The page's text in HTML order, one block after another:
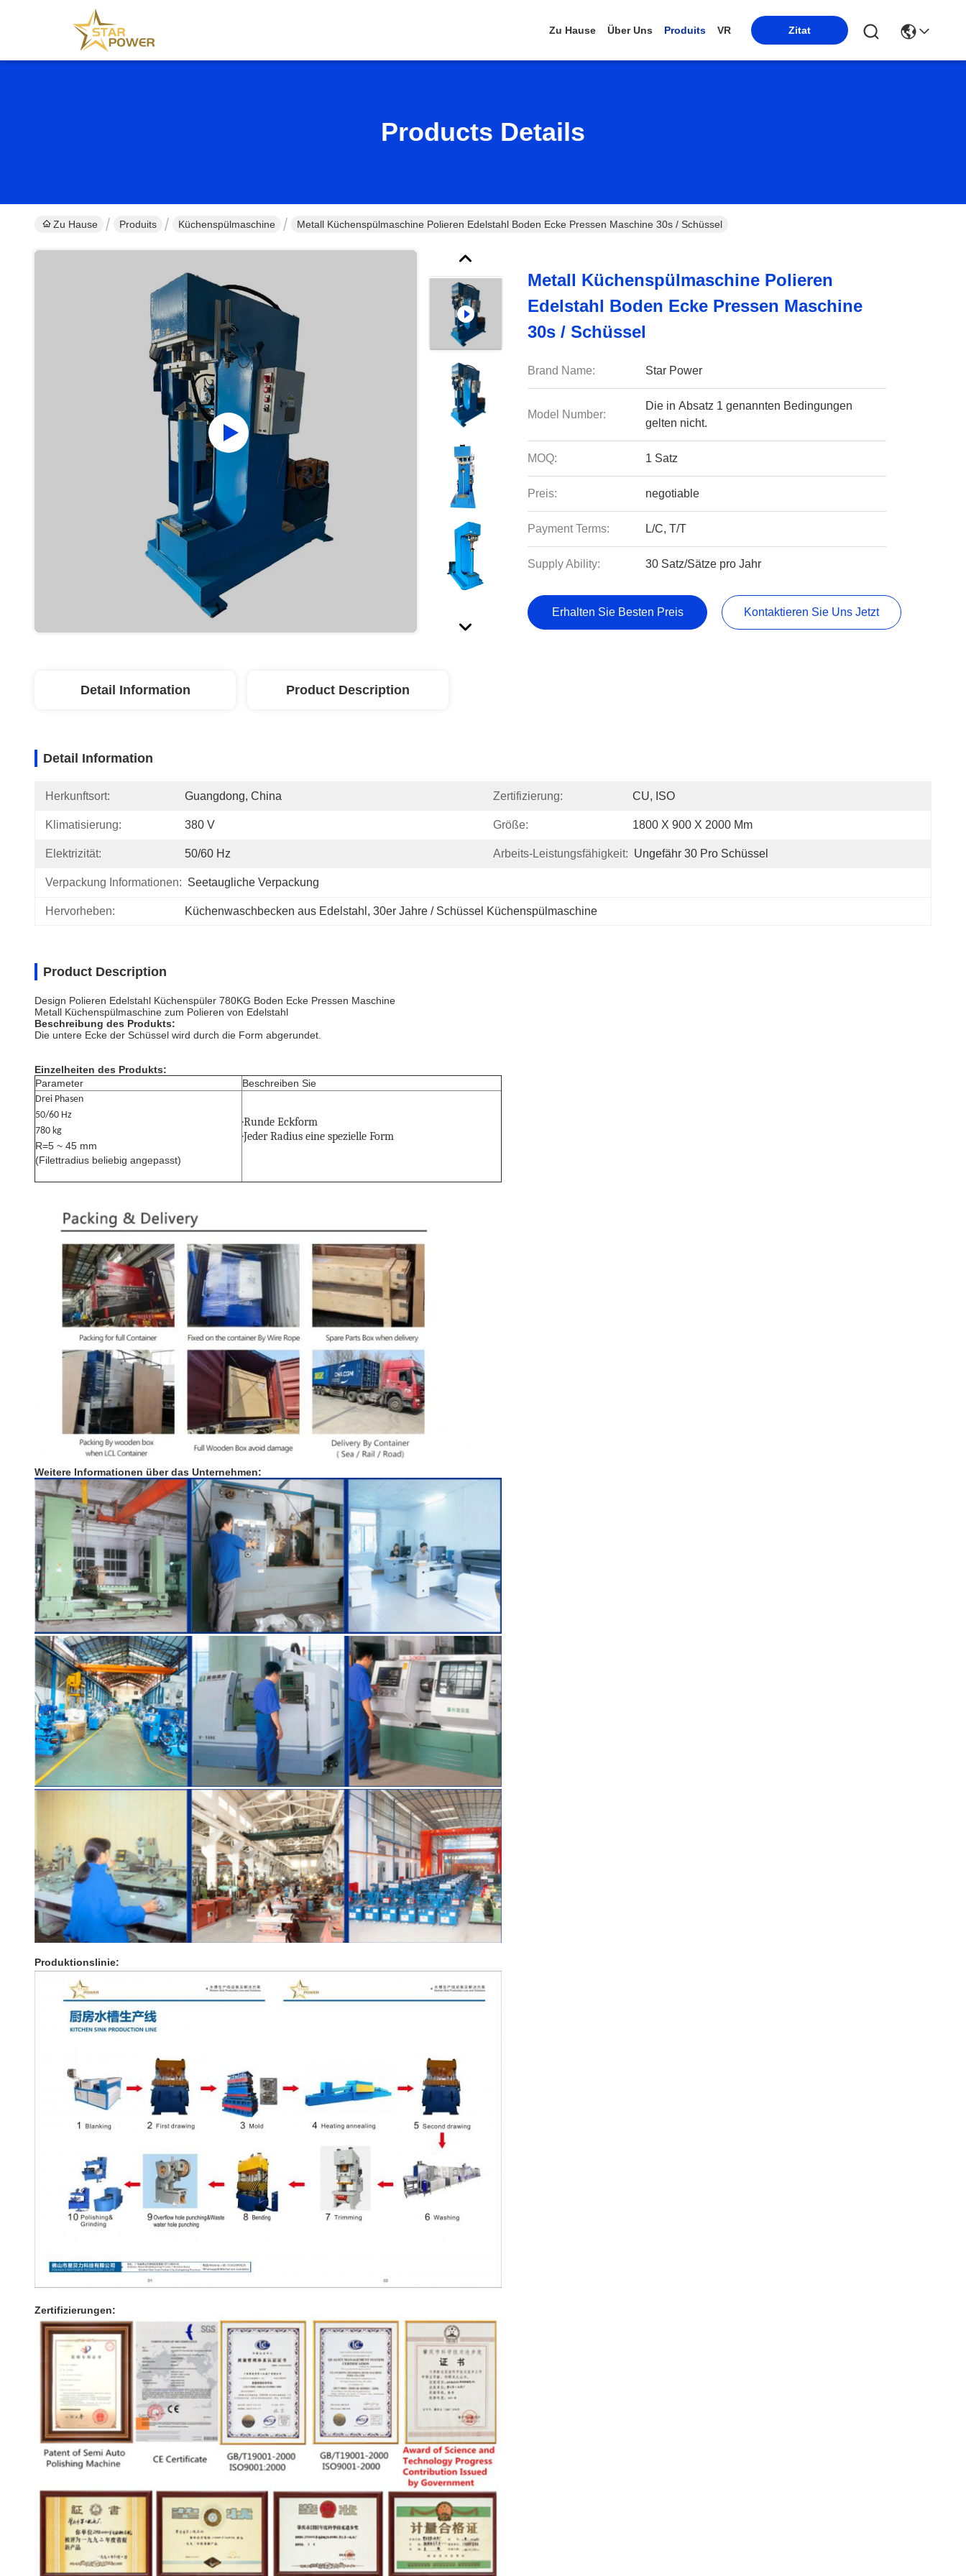
Zu Hause Über Uns Produits VR Zitat
Products Details
Zu Hause Produits Küchenspülmaschine Metall Küchenspülmaschine Polieren Edelstahl Boden Ecke Pressen Maschine 30s / Schüssel
Metall Küchenspülmaschine Polieren
Edelstahl Boden Ecke Pressen Maschine
30s / Schüssel
Brand Name: Star Power
Model Number:
Die in Absatz 1 genannten Bedingungen
gelten nicht.
MOQ: 1 Satz
Preis: negotiable
Payment Terms: L/C, T/T
Supply Ability: 30 Satz/Sätze pro Jahr
Erhalten Sie Besten Preis Kontaktieren Sie Uns Jetzt
Detail Information Product Description
Detail Information
Herkunftsort: Guangdong, China Zertifizierung: CU, ISO
Klimatisierung: 380 V Größe: 1800 X 900 X 2000 Mm
Elektrizität: 50/60 Hz Arbeits-Leistungsfähigkeit: Ungefähr 30 Pro Schüssel
Verpackung Informationen: Seetaugliche Verpackung
Hervorheben: Küchenwaschbecken aus Edelstahl , 30er Jahre / Schüssel Küchenspülmaschine
Product Description
Design Polieren Edelstahl Küchenspüler 780KG Boden Ecke Pressen Maschine
Metall Küchenspülmaschine zum Polieren von Edelstahl
Beschreibung des Produkts:
Die untere Ecke der Schüssel wird durch die Form abgerundet.
Einzelheiten des Produkts:
Parameter
Beschreiben Sie
Drei Phasen
50/60 Hz
780 kg
R=5 ~ 45 mm
(Filettradius beliebig angepasst)
·Runde Eckform
·Jeder Radius eine spezielle Form
Weitere Informationen über das Unternehmen:
Produktionslinie:
Zertifizierungen: